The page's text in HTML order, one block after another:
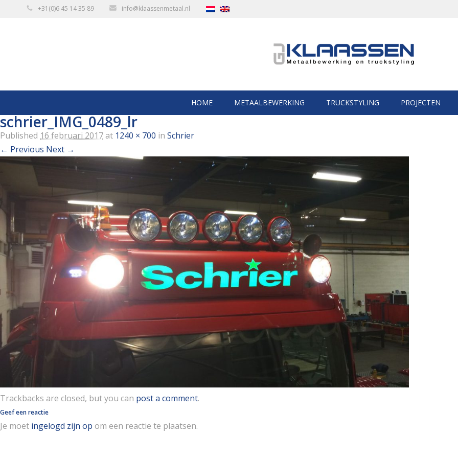
+31(0)6 45 14 35 89 info@klaassenmetaal.nl
HOME METAALBEWERKING TRUCKSTYLING PROJECTEN
schrier_IMG_0489_lr
Published 16 februari 2017at 1240 × 700 in Schrier
← Previous Next →
Trackbacks are closed, but you can post a comment.
Geef een reactie
Je moet ingelogd zijn op om een reactie te plaatsen.